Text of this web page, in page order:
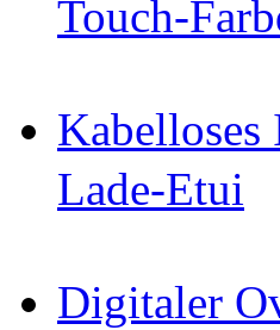
Touch-
Kabelloses
Lade-Etui
Digitaler